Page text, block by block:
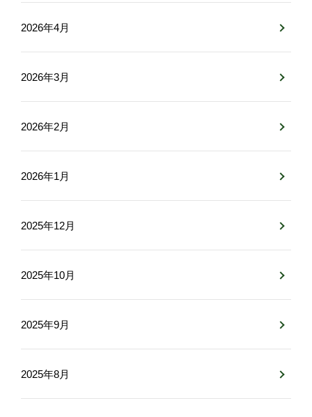
2026年4月
2026年3月
2026年2月
2026年1月
2025年12月
2025年10月
2025年9月
2025年8月